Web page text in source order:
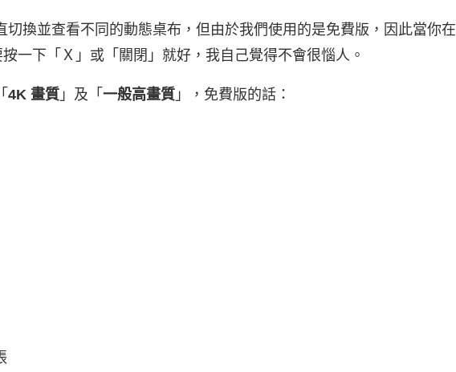
切換並查看不同的動態桌布，但由於我們使用的是免費版，因此當你在
一下「Ｘ」或「關閉」就好，我自己覺得不會很惱人。
4K 畫質 」及「 一般高畫質 」，免費版的話：